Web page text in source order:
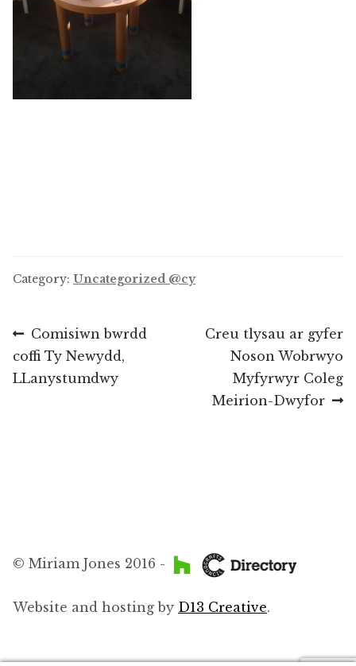
Category: Uncategorized @cy
Llywio
cofnod
Previous
post:
Comisiwn bwrdd
coffi Ty Newydd,
LLanystumdwy
Next
post:
Creu tlysau ar gyfer
Noson Wobrwyo
Myfyrwyr Coleg
Meirion-Dwyfor
© Miriam Jones 2016 -
Website and hosting by D13 Creative.